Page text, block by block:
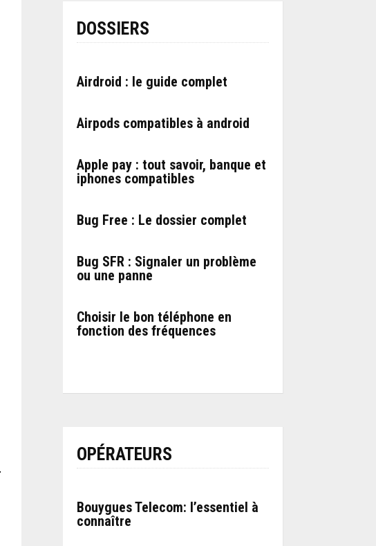
DOSSIERS
Airdroid : le guide complet
Airpods compatibles à android
Apple pay : tout savoir, banque et
iphones compatibles
Bug Free : Le dossier complet
Bug SFR : Signaler un problème
ou une panne
Choisir le bon téléphone en
fonction des fréquences
OPÉRATEURS
Bouygues Telecom: l’essentiel à
connaître